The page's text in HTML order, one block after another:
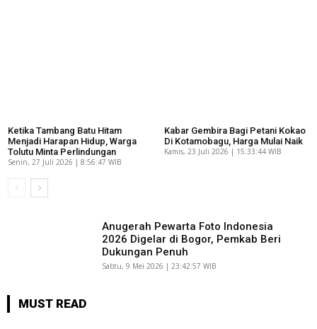
Ketika Tambang Batu Hitam
Menjadi Harapan Hidup, Warga
Tolutu Minta Perlindungan
Senin, 27 Juli 2026 | 8:56:47 WIB
Kabar Gembira Bagi Petani Kokao
Di Kotamobagu, Harga Mulai Naik
Kamis, 23 Juli 2026 | 15:33:44 WIB
Anugerah Pewarta Foto Indonesia
2026 Digelar di Bogor, Pemkab Beri
Dukungan Penuh
Sabtu, 9 Mei 2026 | 23:42:57 WIB
MUST READ